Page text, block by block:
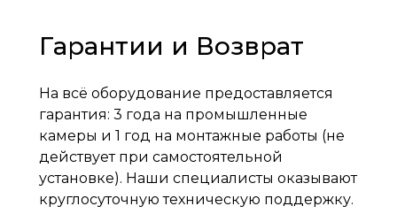
Гарантии и Возврат
На всё оборудование предоставляется
гарантия: 3 года на промышленные
камеры и 1 год на монтажные работы (не
действует при самостоятельной
установке). Наши специалисты оказывают
круглосуточную техническую поддержку.